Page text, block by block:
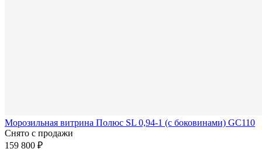
Морозильная витрина Полюс SL 0,94-1 (с боковинами) GC110
Снято с продажи
159 800 ₽